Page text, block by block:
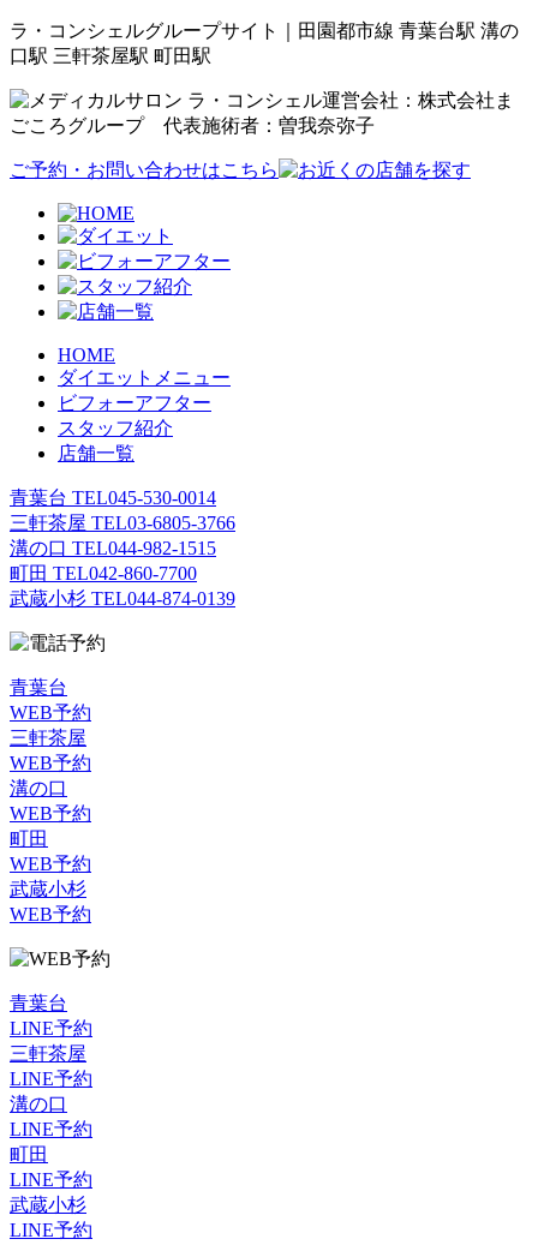
ラ・コンシェルグループサイト｜田園都市線 青葉台駅 溝の
口駅 三軒茶屋駅 町田駅
運営会社：株式会社ま
ごころグループ 代表施術者：曽我奈弥子
ご予約・お問い合わせはこちら
HOME
ダイエットメニュー
ビフォーアフター
スタッフ紹介
店舗一覧
青葉台 TEL045-530-0014
三軒茶屋 TEL03-6805-3766
溝の口 TEL044-982-1515
町田 TEL042-860-7700
武蔵小杉 TEL044-874-0139
青葉台
WEB予約
三軒茶屋
WEB予約
溝の口
WEB予約
町田
WEB予約
武蔵小杉
WEB予約
青葉台
LINE予約
三軒茶屋
LINE予約
溝の口
LINE予約
町田
LINE予約
武蔵小杉
LINE予約